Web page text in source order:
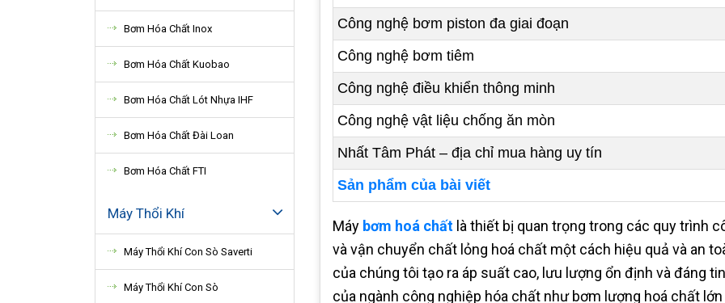
Bơm Hóa Chất Inox
Bơm Hóa Chất Kuobao
Bơm Hóa Chất Lót Nhựa IHF
Bơm Hóa Chất Đài Loan
Bơm Hóa Chất FTI
Máy Thổi Khí
Máy Thổi Khí Con Sò Saverti
Máy Thổi Khí Con Sò
Công nghệ bơm piston đa giai đoạn
Công nghệ bơm tiêm
Công nghệ điều khiển thông minh
Công nghệ vật liệu chống ăn mòn
Nhất Tâm Phát – địa chỉ mua hàng uy tín
Sản phẩm của bài viết
Máy bơm hoá chấtlà thiết bị quan trọng trong các quy trình
và vận chuyển chất lỏng hoá chất một cách hiệu quả và an
của chúng tôi tạo ra áp suất cao, lưu lượng ổn định và đáng
của ngành công nghiệp hóa chất như bơm lượng hoá chất